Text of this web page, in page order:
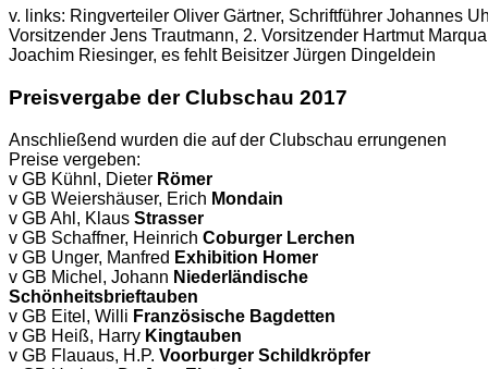
v. links: Ringverteiler Oliver Gärtner, Schriftführer Johannes
Vorsitzender Jens Trautmann, 2. Vorsitzender Hartmut
Joachim Riesinger, es fehlt Beisitzer Jürgen Dingeldein
Preisvergabe der Clubschau 2017
Anschließend wurden die auf der Clubschau errungenen
Preise vergeben:
v GB Kühnl, Dieter Römer
v GB Weiershäuser, Erich Mondain
v GB Ahl, Klaus Strasser
v GB Schaffner, Heinrich Coburger Lerchen
v GB Unger, Manfred Exhibition Homer
v GB Michel, Johann Niederländische
Schönheitsbrieftauben
v GB Eitel, Willi Französische Bagdetten
v GB Heiß, Harry Kingtauben
v GB Flauaus, H.P. Voorburger Schildkröpfer